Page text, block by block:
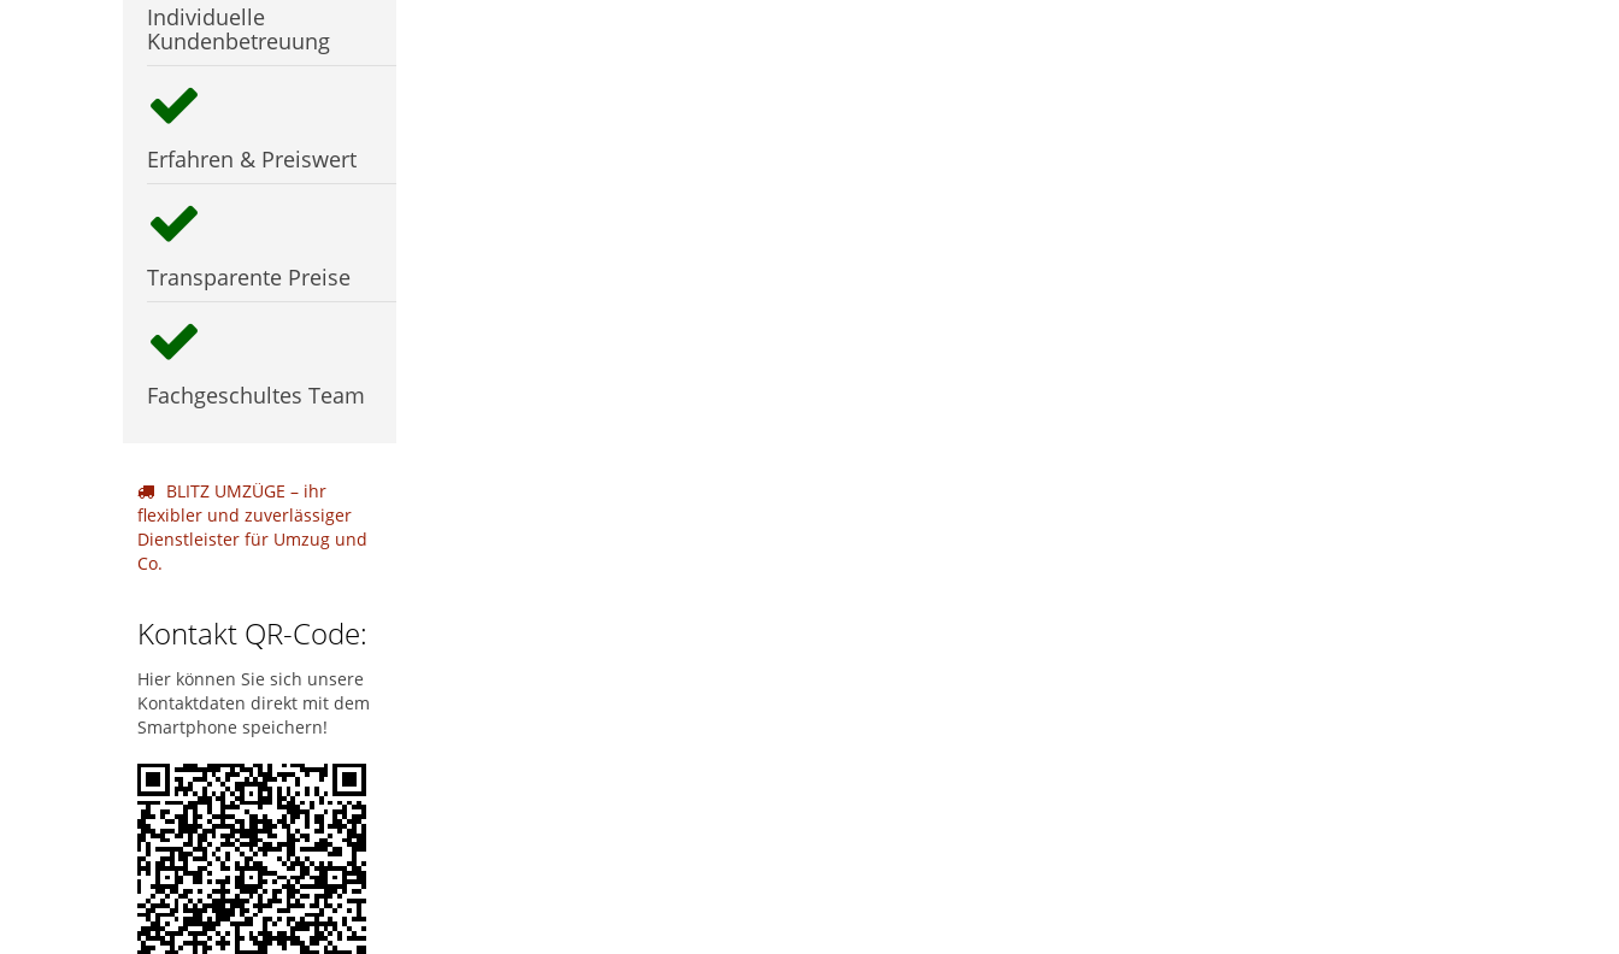
Individuelle
Kundenbetreuung
Erfahren & Preiswert
Transparente Preise
Fachgeschultes Team
BLITZ UMZÜGE – ihr
flexibler und zuverlässiger
Dienstleister für Umzug und
Co.
Kontakt QR-Code:
Hier können Sie sich unsere
Kontaktdaten direkt mit dem
Smartphone speichern!